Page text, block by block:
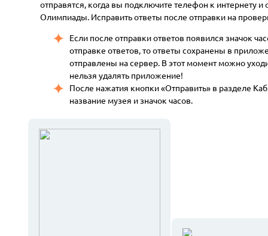
отправятся, когда вы подключите телефон к интернету
Олимпиады. Исправить ответы после отправки на
Если после отправки ответов появился значок
отправке ответов, то ответы сохранены в
отправлены на сервер. В этот момент можно
нельзя удалять приложение!
После нажатия кнопки «Отправить» в разделе
название музея и значок часов.